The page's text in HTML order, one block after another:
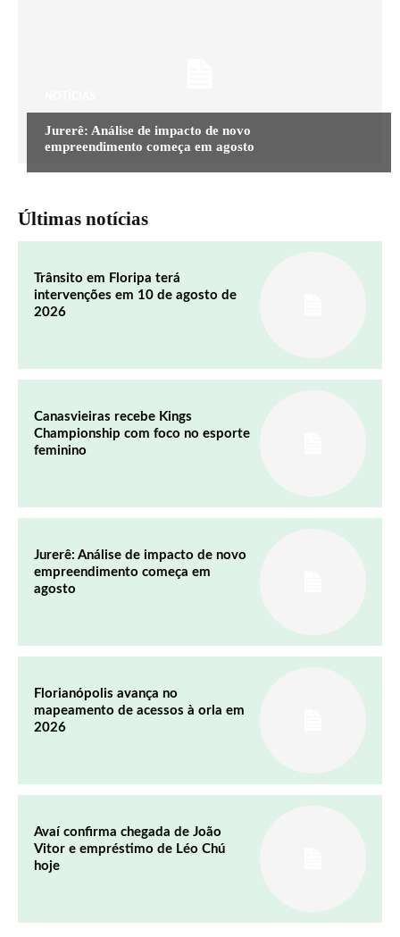
Jurerê: Análise de impacto de novo
empreendimento começa em agosto
Últimas notícias
Trânsito em Floripa terá
intervenções em 10 de agosto de
2026
Canasvieiras recebe Kings
Championship com foco no esporte
feminino
Jurerê: Análise de impacto de novo
empreendimento começa em
agosto
Florianópolis avança no
mapeamento de acessos à orla em
2026
Avaí confirma chegada de João
Vitor e empréstimo de Léo Chú
hoje